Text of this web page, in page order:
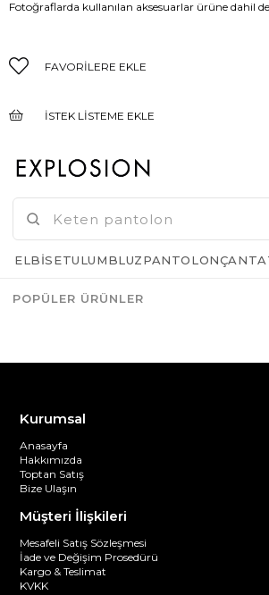
Fotoğraflarda kullanılan aksesuarlar ürüne dahil
FAVORILERE EKLE
İSTEK LISTEME EKLE
Kurumsal
Anasayfa
Hakkımızda
Toptan Satış
Bize Ulaşın
Müşteri İlişkileri
Mesafeli Satış Sözleşmesi
İade ve Değişim Prosedürü
Kargo & Teslimat
KVKK
ELBISETULUMBLUZPANTOLONÇANTA
POPÜLER ÜRÜNLER